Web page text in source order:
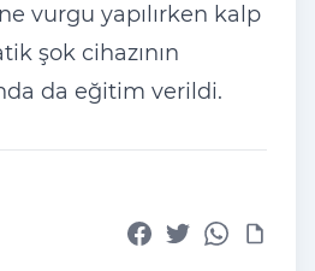
vurgu yapılırken kalp
şok cihazının
da eğitim verildi.